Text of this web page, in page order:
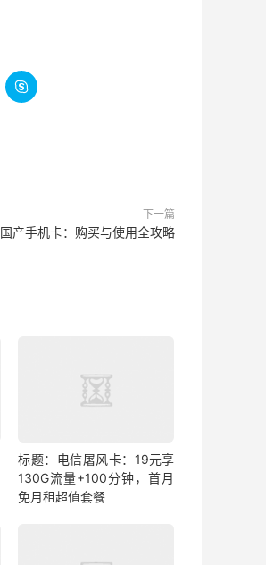

下一篇
国产手机卡：购买与使用全攻略
标题：电信屠风卡：19元享
130G流量+100分钟，首月
免月租超值套餐